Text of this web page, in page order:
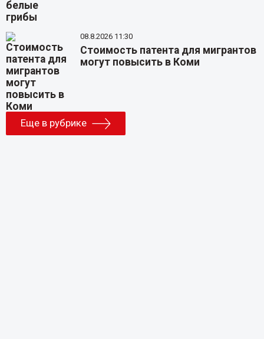
08.8.2026 11:30
Стоимость патента для мигрантов
могут повысить в Коми
Еще в рубрике